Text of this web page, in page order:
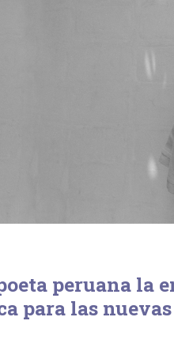
peruana la
para las